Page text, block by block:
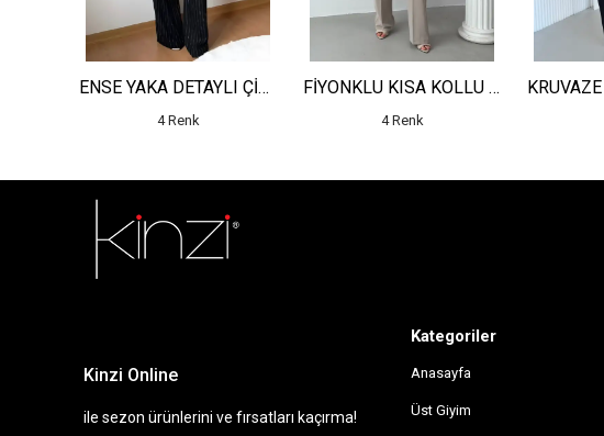
ENSE YAKA DETAYLI ÇİZGİLİ YELEK - YÜKSEK BEL DETAYLI ÇİZGİLİ PANTOLON
4 Renk
FİYONKLU KISA KOLLU CEKET - YÜKSEK BEL SALAŞ PANTOLON
4 Renk
Kategoriler
Anasayfa
Üst Giyim
Kinzi Online
ile sezon ürünlerini ve fırsatları kaçırma!